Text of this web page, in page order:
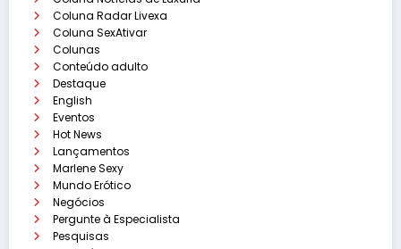
Coluna Radar Livexa
Coluna SexAtivar
Colunas
Conteúdo adulto
Destaque
English
Eventos
Hot News
Lançamentos
Marlene Sexy
Mundo Erótico
Negócios
Pergunte à Especialista
Pesquisas